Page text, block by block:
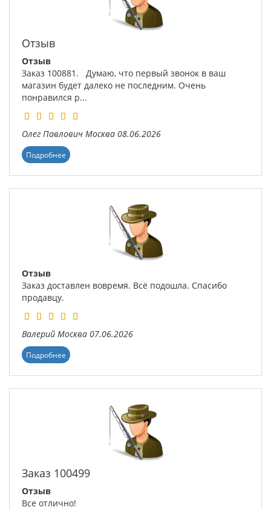
Отзыв
Отзыв
Заказ 100881. Думаю, что первый звонок в ваш
магазин будет далеко не последним. Очень
понравился р...
Олег Павлович Москва 08.06.2026
Подробнее
Отзыв
Заказ доставлен вовремя. Всё подошла. Спасибо
продавцу.
Валерий Москва 07.06.2026
Подробнее
Заказ 100499
Отзыв
Все отлично!